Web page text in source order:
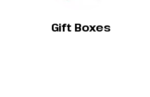
Gift Boxes